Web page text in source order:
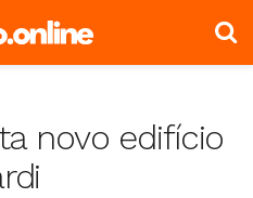
novo edifício